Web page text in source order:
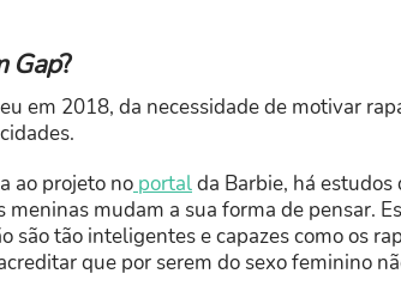
Gap?
em 2018, da necessidade de motivar
ao projeto no portalda Barbie, há
meninas mudam a sua forma de pensar.
são tão inteligentes e capazes como os
que por serem do sexo feminino